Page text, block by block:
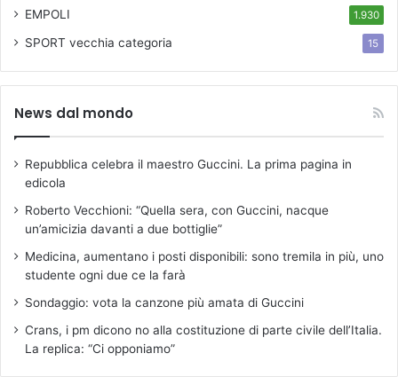
EMPOLI 1.930
SPORT vecchia categoria 15
News dal mondo
Repubblica celebra il maestro Guccini. La prima pagina in
edicola
Roberto Vecchioni: “Quella sera, con Guccini, nacque
un’amicizia davanti a due bottiglie”
Medicina, aumentano i posti disponibili: sono tremila in più, uno
studente ogni due ce la farà
Sondaggio: vota la canzone più amata di Guccini
Crans, i pm dicono no alla costituzione di parte civile dell’Italia.
La replica: “Ci opponiamo”